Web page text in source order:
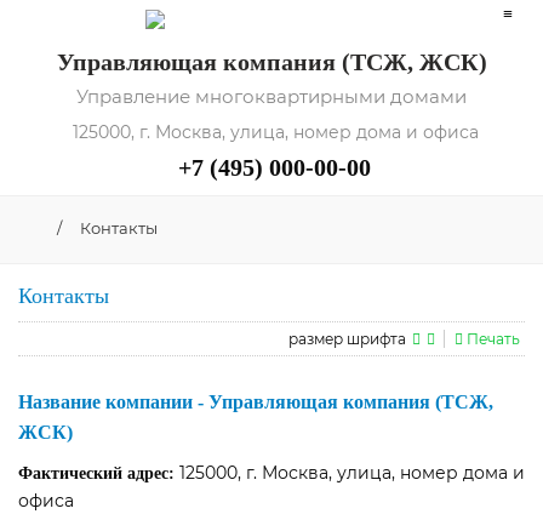
≡
Управляющая компания (ТСЖ, ЖСК)
Управление многоквартирными домами
125000, г. Москва, улица, номер дома и офиса
+7 (495) 000-00-00
/ Контакты
Контакты
размер шрифта Печать
Название компании - Управляющая компания (ТСЖ,
ЖСК)
Фактический адрес: 125000, г. Москва, улица, номер дома и
офиса